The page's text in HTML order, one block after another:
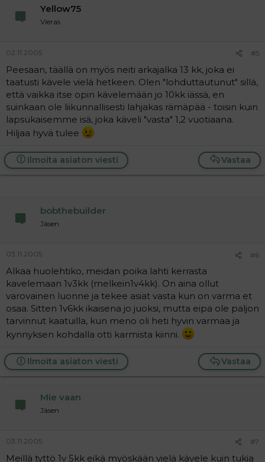
Yellow75
Vieras
02.11.2005 #5
Peesaan, täällä on myös neiti arkajalka 13 kk, joka ei
taatusti kävele vielä hetkeen. Olen "lohduttautunut" sillä,
että vaikka itse opin kävelemään jo 10kk iässä, en
suinkaan ole liikunnallisesti lahjakas rämäpää - toisin kuin
lapsukaisemme isä, joka käveli "vasta" 1,2 vuotiaana.
Hiljaa hyvä tulee
Vastaa
Ilmoita asiaton viesti
bobthebuilder
Jäsen
03.11.2005 #6
Alkaa huolehtiko, meidan poika lahti kerrasta
kavelemaan 1v3kk (melkein1v4kk). On aina ollut
varovainen luonne ja tekee asiat vasta kun on varma et
osaa. Sitten 1v6kk ikaisena jo juoksi, mutta eipa ole paljon
tarvinnut kaatuilla, kun meno oli heti hyvin varmaa ja
kynnyksen kohdalla otti karmista kiinni.
Vastaa
Ilmoita asiaton viesti
Mie vaan
Jäsen
03.11.2005 #7
Meillä tyttö 1v 5kk eikä myöskään vielä kävele kuin tukia